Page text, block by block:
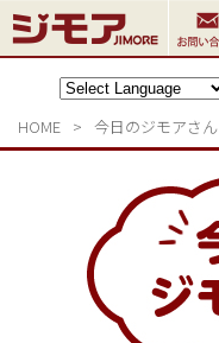
HOME > 今日のジモアさん